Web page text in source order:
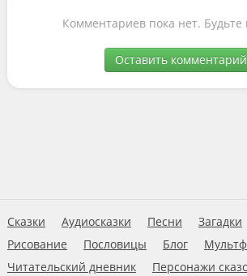
Комментариев пока нет.
Оставить комментарий
Сказки Аудиосказки Песни Загадки
Рисование
Пословицы Блог
Читательский дневник
Персонажи